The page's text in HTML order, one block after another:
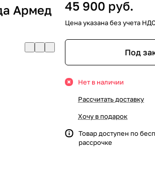
Армед
45 900 руб.
Цена указана без учета НДС
Под
Нет в наличии
Рассчитать доставку
Хочу в подарок
Товар доступен по
рассрочке